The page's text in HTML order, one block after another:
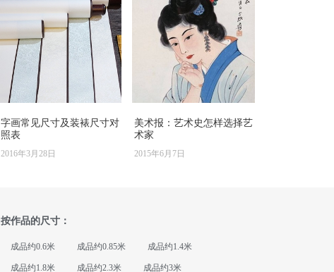
字画常见尺寸及装裱尺寸对
照表
2016年3月28日
美术报：艺术史怎样选择艺
术家
2015年6月7日
按作品的尺寸：
成品约0.6米 成品约0.85米 成品约1.4米
成品约1.8米 成品约2.3米 成品约3米